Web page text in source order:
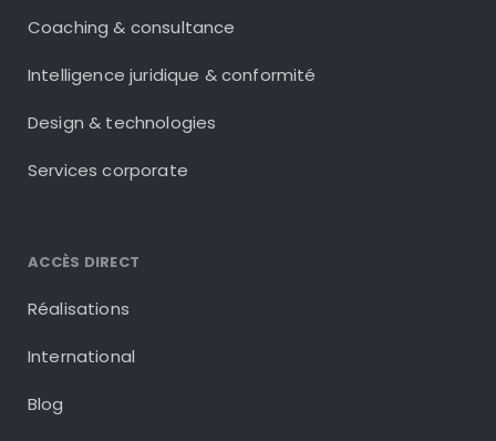
Coaching & consultance
Intelligence juridique & conformité
Design & technologies
Services corporate
ACCÈS DIRECT
Réalisations
International
Blog